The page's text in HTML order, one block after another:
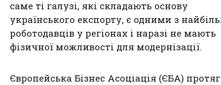
саме ті галузі, які складають основу
українського експорту, є одними з
роботодавців у регіонах і наразі не мають
фізичної можливості для модернізації.
Європейська Бізнес Асоціація (ЄБА)